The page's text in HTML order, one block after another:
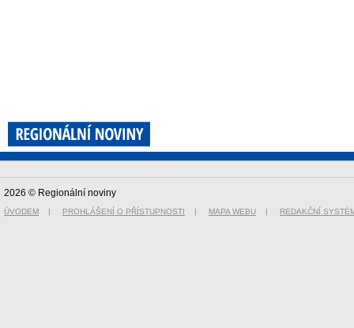
2026 © Regionální noviny
ÚVODEM | PROHLÁŠENÍ O PŘÍSTUPNOSTI | MAPA WEBU | REDAKČNÍ